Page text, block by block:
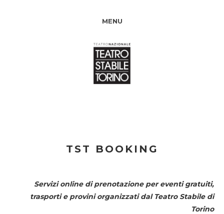
MENU
TST BOOKING
Servizi online di prenotazione per eventi gratuiti,
trasporti e provini organizzati dal Teatro Stabile di
Torino